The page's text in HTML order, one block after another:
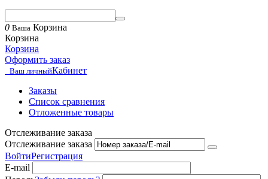
0 Ваша Корзина
Корзина
Корзина
Оформить заказ
Ваш личныйКабинет
Заказы
Список сравнения
Отложенные товары
Отслеживание заказа
Отслеживание заказа
ВойтиРегистрация
E-mail